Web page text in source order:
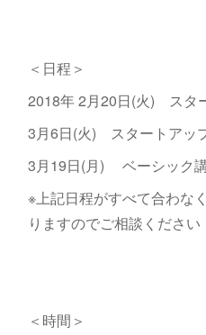
＜日程＞
2018年 2月20日(火) スタ
3月6日(火) スタートアッ
3月19日(月) ベーシック
※上記日程がすべて合わな
りますのでご相談ください
＜時間＞